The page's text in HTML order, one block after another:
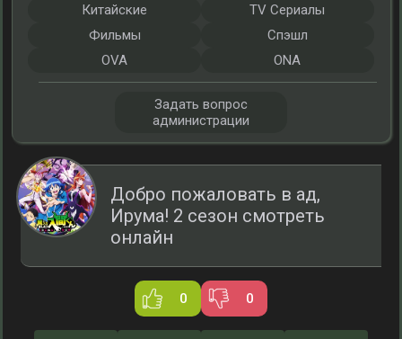
Добро пожаловать в ад,
Ирума! 2 сезон смотреть
онлайн
0 0
Китайские
TV Сериалы
Фильмы
Спэшл
OVA
ONA
Задать вопрос
администрации